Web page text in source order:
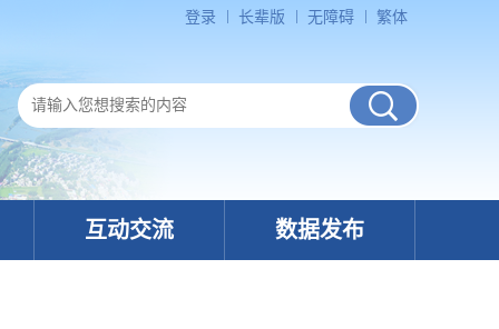
登录 长辈版 无障碍 繁体
互动交流 数据发布